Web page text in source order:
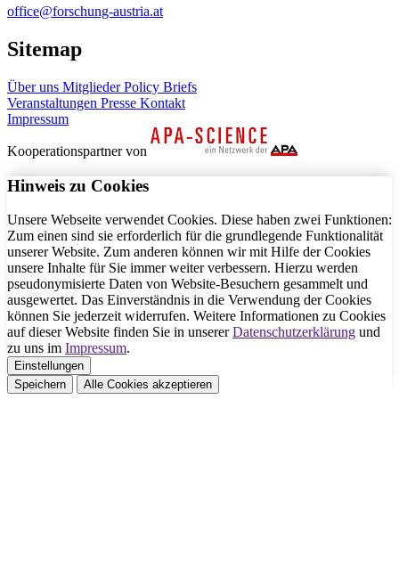
office@forschung-austria.at
Sitemap
Über uns MitgliederPolicy Briefs
Veranstaltungen Presse Kontakt
Impressum
Kooperationspartner von
Hinweis zu Cookies
Unsere Webseite verwendet Cookies. Diese haben zwei Funktionen:
Zum einen sind sie erforderlich für die grundlegende Funktionalität
unserer Website. Zum anderen können wir mit Hilfe der Cookies
unsere Inhalte für Sie immer weiter verbessern. Hierzu werden
pseudonymisierte Daten von Website-Besuchern gesammelt und
ausgewertet. Das Einverständnis in die Verwendung der Cookies
können Sie jederzeit widerrufen. Weitere Informationen zu Cookies
auf dieser Website finden Sie in unsererDatenschutzerklärung und
zu uns im Impressum.
Einstellungen
Speichern
Alle Cookies akzeptieren